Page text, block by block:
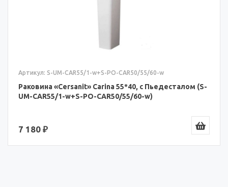
Артикул: S-UM-CAR55/1-w+S-PO-CAR50/55/60-w
Раковина «Cersanit» Carina 55*40, с Пьедесталом (S-
UM-CAR55/1-w+S-PO-CAR50/55/60-w)
7 180 ₽